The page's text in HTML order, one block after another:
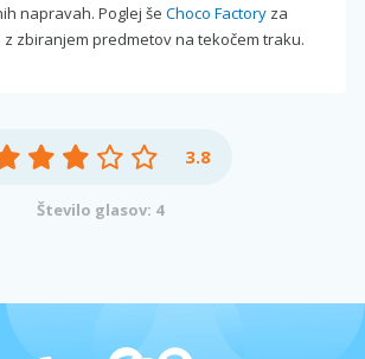
napravah. Poglej še Choco Factory za
zbiranjem predmetov na tekočem traku.
3.8
Število glasov: 4